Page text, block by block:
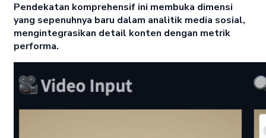
Pendekatan komprehensif ini membuka dimensi
yang sepenuhnya baru dalam analitik media sosial,
mengintegrasikan detail konten dengan metrik
performa.